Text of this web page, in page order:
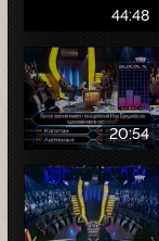
44:48
20:54